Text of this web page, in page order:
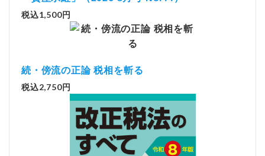
税込1,500円
続・傍流の正論 税相を斬る
税込2,750円